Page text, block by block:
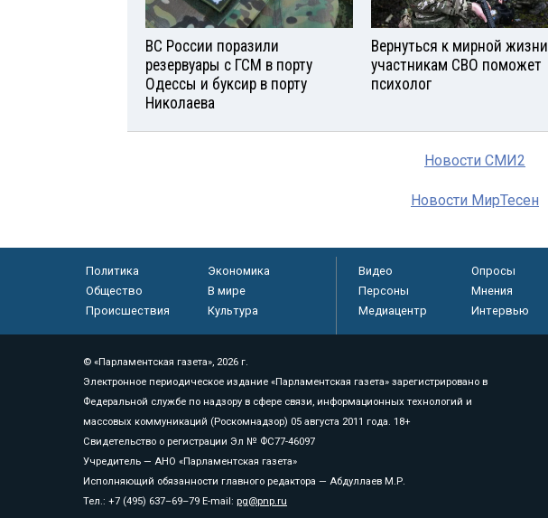
ВС России поразили
резервуары с ГСМ в порту
Одессы и буксир в порту
Николаева
Вернуться к мирной жизни
участникам СВО поможет
психолог
Новости СМИ2
Новости МирТесен
Политика
Экономика
Общество
В мире
Происшествия
Культура
Видео Опросы
Персоны
Мнения
Медиацентр
Интервью
© «Парламентская газета», 2026 г.
Электронное периодическое издание «Парламентская газета» зарегистрировано в
Федеральной службе по надзору в сфере связи, информационных технологий и
массовых коммуникаций (Роскомнадзор) 05 августа 2011 года. 18+
Свидетельство о регистрации Эл № ФС77-46097
Учредитель — АНО «Парламентская газета»
Исполняющий обязанности главного редактора — Абдуллаев М.Р.
Тел.: +7 (495) 637–69–79 E-mail: pg@pnp.ru